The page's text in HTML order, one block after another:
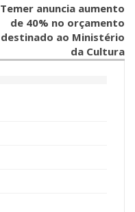
Temer anuncia aumento
de 40% no orçamento
destinado ao Ministério
da Cultura